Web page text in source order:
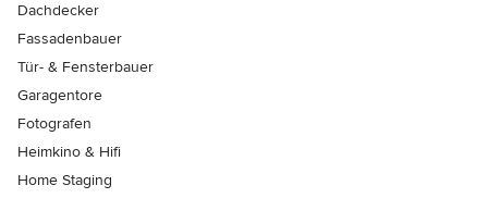
Dachdecker
Fassadenbauer
Tür- & Fensterbauer
Garagentore
Fotografen
Heimkino & Hifi
Home Staging